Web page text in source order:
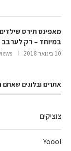
מאפינס תירס
במיוחד – רק לערבב
10 בינואר 2018
אתרים ובלוגים שאתם
צוציקים
!Yooo